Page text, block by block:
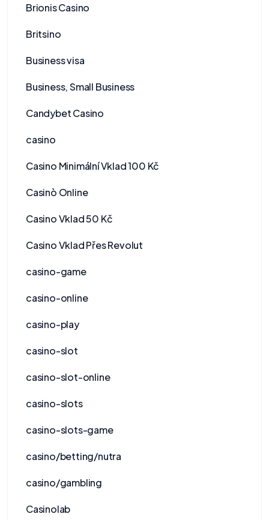
Brionis Casino
Britsino
Business visa
Business, Small Business
Candybet Casino
casino
Casino Minimální Vklad 100 Kč
Casinò Online
Casino Vklad 50 Kč
Casino Vklad Přes Revolut
casino-game
casino-online
casino-play
casino-slot
casino-slot-online
casino-slots
casino-slots-game
casino/betting/nutra
casino/gambling
Casinolab